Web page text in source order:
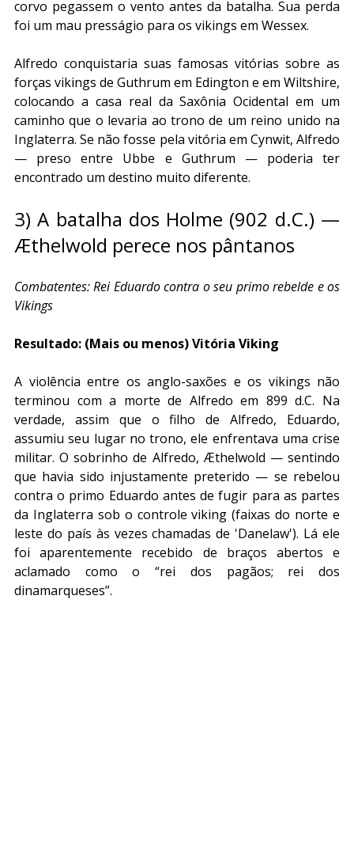
corvo pegassem o vento antes da batalha. Sua perda
foi um mau presságio para os vikings em Wessex.
Alfredo conquistaria suas famosas vitórias sobre as
forças vikings de Guthrum em Edington e em Wiltshire,
colocando a casa real da Saxônia Ocidental em um
caminho que o levaria ao trono de um reino unido na
Inglaterra. Se não fosse pela vitória em Cynwit, Alfredo
— preso entre Ubbe e Guthrum — poderia ter
encontrado um destino muito diferente.
3) A batalha dos Holme (902 d.C.) —
Æthelwold perece nos pântanos
Combatentes: Rei Eduardo contra o seu primo rebelde e os
Vikings
Resultado: (Mais ou menos) Vitória Viking
A violência entre os anglo-saxões e os vikings não
terminou com a morte de Alfredo em 899 d.C. Na
verdade, assim que o filho de Alfredo, Eduardo,
assumiu seu lugar no trono, ele enfrentava uma crise
militar. O sobrinho de Alfredo, Æthelwold — sentindo
que havia sido injustamente preterido — se rebelou
contra o primo Eduardo antes de fugir para as partes
da Inglaterra sob o controle viking (faixas do norte e
leste do país às vezes chamadas de 'Danelaw'). Lá ele
foi aparentemente recebido de braços abertos e
aclamado como o “rei dos pagãos; rei dos
dinamarqueses”.